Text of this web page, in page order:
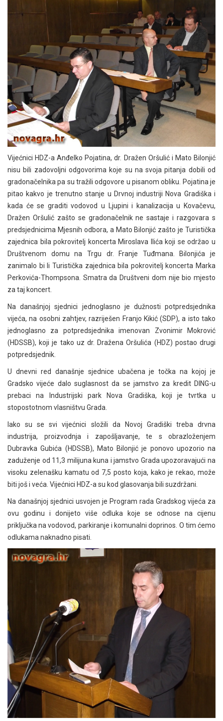
Vijećnici HDZ-a Anđelko Pojatina, dr. Dražen Oršulić i Mato Bilonjić
nisu bili zadovoljni odgovorima koje su na svoja pitanja dobili od
gradonačelnika pa su tražili odgovore u pisanom obliku. Pojatina je
pitao kakvo je trenutno stanje u Drvnoj industriji Nova Gradiška i
kada će se graditi vodovod u Ljupini i kanalizacija u Kovačevu,
Dražen Oršulić zašto se gradonačelnik ne sastaje i razgovara s
predsjednicima Mjesnih odbora, a Mato Bilonjić zašto je Turistička
zajednica bila pokrovitelj koncerta Miroslava Ilića koji se održao u
Društvenom domu na Trgu dr. Franje Tuđmana. Bilonjića je
zanimalo bi li Turistička zajednica bila pokrovitelj koncerta Marka
Perkovića-Thompsona. Smatra da Društveni dom nije bio mjesto
za taj koncert.
Na današnjoj sjednici jednoglasno je dužnosti potpredsjednika
vijeća, na osobni zahtjev, razriješen Franjo Kikić (SDP), a isto tako
jednoglasno za potpredsjednika imenovan Zvonimir Mokrović
(HDSSB), koji je tako uz dr. Dražena Oršulića (HDZ) postao drugi
potpredsjednik.
U dnevni red današnje sjednice ubačena je točka na kojoj je
Gradsko vijeće dalo suglasnost da se jamstvo za kredit DING-u
prebaci na Industrijski park Nova Gradiška, koji je tvrtka u
stopostotnom vlasništvu Grada.
Iako su se svi vijećnici složili da Novoj Gradiški treba drvna
industrija, proizvodnja i zapošljavanje, te s obrazloženjem
Dubravka Gubića (HDSSB), Mato Bilonjić je ponovo upozorio na
zaduženje od 11,3 milijuna kuna i jamstvo Grada upozoravajući na
visoku zelenašku kamatu od 7,5 posto koja, kako je rekao, može
biti još i veća. Vijećnici HDZ-a su kod glasovanja bili suzdržani.
Na današnjoj sjednici usvojen je Program rada Gradskog vijeća za
ovu godinu i donijeto više odluka koje se odnose na cijenu
priključka na vodovod, parkiranje i komunalni doprinos. O tim ćemo
odlukama naknadno pisati.